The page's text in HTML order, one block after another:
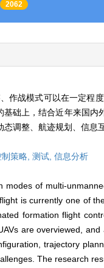
2062
作战模式可以在一定程
础上，结合近年来国
调整、航迹规划、信
策略, 测试, 信息分析
modes of multi-
is currently one of
formation flight
are overviewed,
trajectory
The research